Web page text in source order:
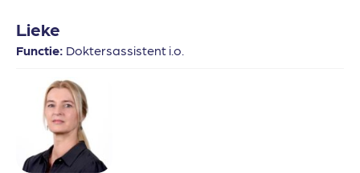
Lieke
Functie: Doktersassistent i.o.